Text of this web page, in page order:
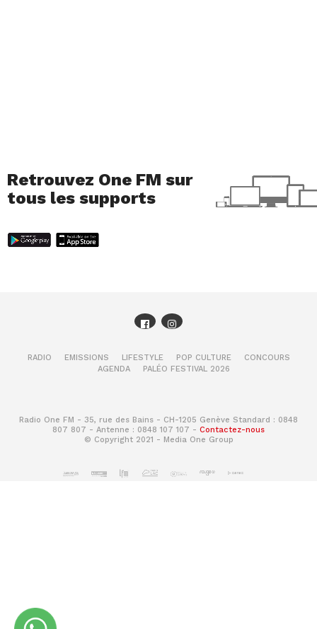
Retrouvez One FM sur
tous les supports
RADIO EMISSIONS LIFESTYLE POP CULTURE
CONCOURS
AGENDA
PALÉO FESTIVAL 2026
Radio One FM - 35, rue des Bains - CH-1205 Genève Standard : 0848
807 807 - Antenne : 0848 107 107 - Contactez-nous
© Copyright 2021 - Media One Group